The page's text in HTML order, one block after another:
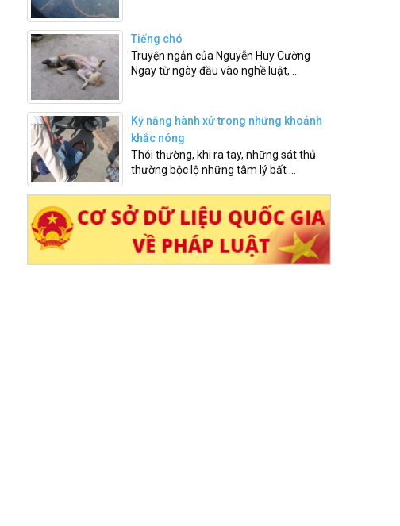
Tiếng chó
Truyện ngắn của Nguyễn Huy Cường
Ngay từ ngày đầu vào nghề luật, ...
Kỹ năng hành xử trong những khoảnh
khắc nóng
Thói thường, khi ra tay, những sát thủ
thường bộc lộ những tâm lý bất ...